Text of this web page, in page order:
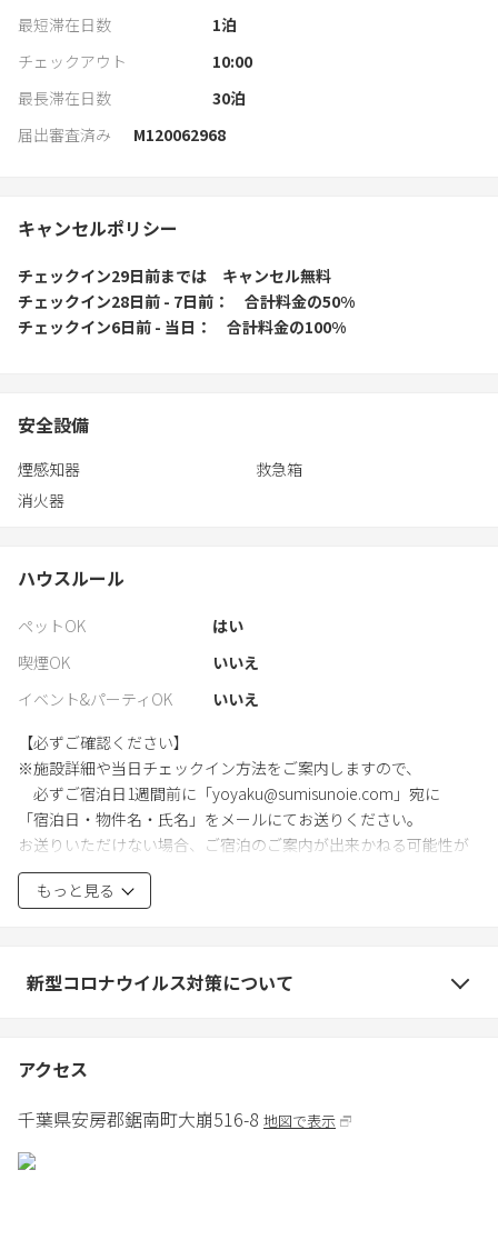
最短滞在日数 1泊
チェックアウト
10:00
最長滞在日数
30泊
届出審査済み
M120062968
キャンセルポリシー
チェックイン29日前までは
キャンセル無料
チェックイン28日前 - 7日前
合計料金の50%
チェックイン6日前 - 当日
合計料金の100%
安全設備
煙感知器
救急箱
消火器
ハウスルール
ペットOK
はい
喫煙OK
いいえ
イベント&パーティOK
いいえ
【必ずご確認ください】
※施設詳細や当日チェックイン方法をご案内しますので、
必ずご宿泊日1週間前に「yoyaku@sumisunoie.com」宛に
「宿泊日・物件名・氏名」をメールにてお送りください。
お送りいただけない場合、ご宿泊のご案内が出来かねる可能性が
ございます。
【館内ルール】
・汚損破損の際のご申告
(特に夜は無音状態になり声が響きやすいためご注意ください。)
・山火事防止のため火の始末の徹底。
(館内禁煙、打ち上げ花火禁止)
もっと見る
新型コロナウイルス対策について
アクセス
千葉県安房郡鋸南町大崩516-8 地図で表示